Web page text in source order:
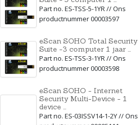
Part no. ES-TSS-5-1YR // Ons
productnummer 00003597
eScan SOHO Total Security
Suite -3 computer 1 jaar ...
Part no. ES-TSS-3-1YR // Ons
productnummer 00003598
eScan SOHO - Internet
Security Multi-Device - 1
device ...
Part no. ES-03ISSV14-1-2Y // Ons